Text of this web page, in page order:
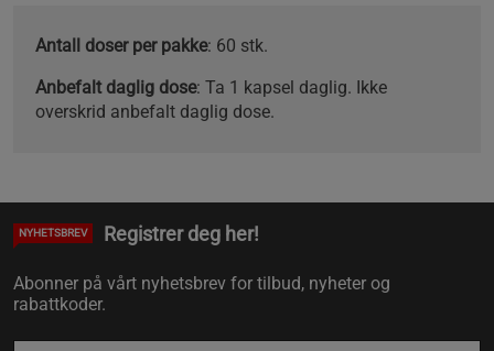
Antall doser per pakke: 60 stk.
Anbefalt daglig dose: Ta 1 kapsel daglig. Ikke
overskrid anbefalt daglig dose.
NYHETSBREV Registrer deg her!
Abonner på vårt nyhetsbrev for tilbud, nyheter og
rabattkoder.